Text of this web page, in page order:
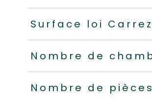
Surface loi
Nombre de
Nombre de pièces